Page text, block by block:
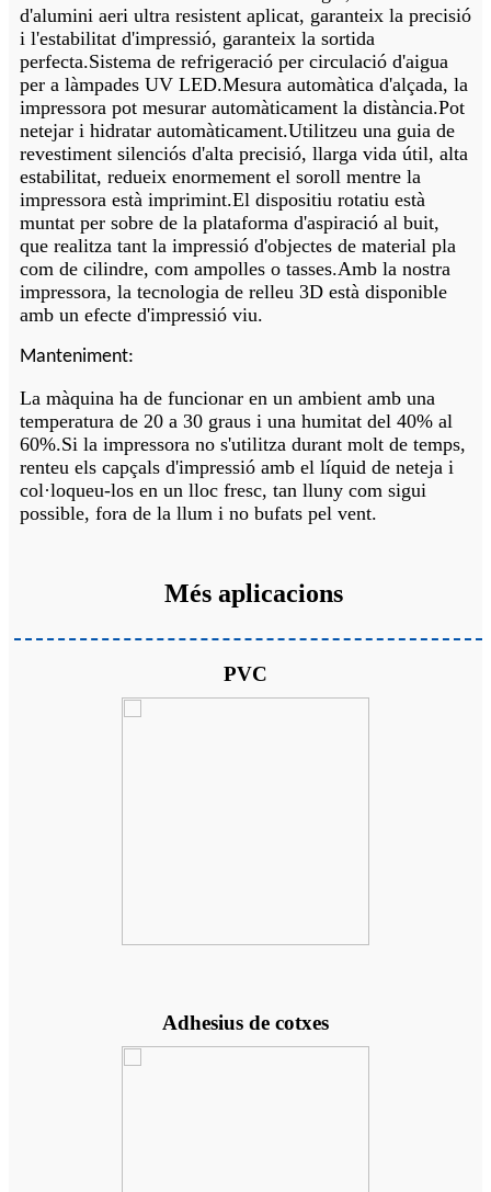
d'alumini aeri ultra resistent aplicat, garanteix la precisió
i l'estabilitat d'impressió, garanteix la sortida
perfecta.Sistema de refrigeració per circulació d'aigua
per a làmpades UV LED.Mesura automàtica d'alçada, la
impressora pot mesurar automàticament la distància.Pot
netejar i hidratar automàticament.Utilitzeu una guia de
revestiment silenciós d'alta precisió, llarga vida útil, alta
estabilitat, redueix enormement el soroll mentre la
impressora està imprimint.El dispositiu rotatiu està
muntat per sobre de la plataforma d'aspiració al buit,
que realitza tant la impressió d'objectes de material pla
com de cilindre, com ampolles o tasses.Amb la nostra
impressora, la tecnologia de relleu 3D està disponible
amb un efecte d'impressió viu.
Manteniment:
La màquina ha de funcionar en un ambient amb una
temperatura de 20 a 30 graus i una humitat del 40% al
60%.Si la impressora no s'utilitza durant molt de temps,
renteu els capçals d'impressió amb el líquid de neteja i
col·loqueu-los en un lloc fresc, tan lluny com sigui
possible, fora de la llum i no bufats pel vent.
Més aplicacions
PVC
Adhesius de cotxes